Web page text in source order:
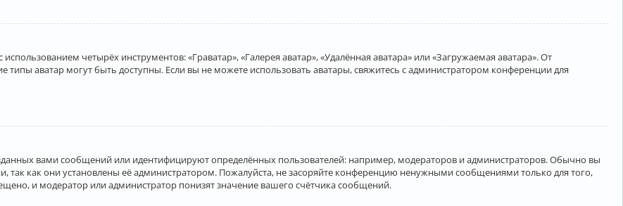
четырёх инструментов: «Граватар», «Галерея аватар», «Удалённая аватара» или «Загружаемая аватара». От
типы аватар могут быть доступны. Если вы не можете использовать аватары, свяжитесь с администратором конференции для
вами сообщений или идентифицируют определённых пользователей: например, модераторов и администраторов. Обычно вы
как они установлены её администратором. Пожалуйста, не засоряйте конференцию ненужными сообщениями только для того,
и модератор или администратор понизят значение вашего счётчика сообщений.